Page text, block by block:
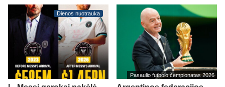
Dienos nuotrauka
Pasaulio futbolo čempionatas 2026